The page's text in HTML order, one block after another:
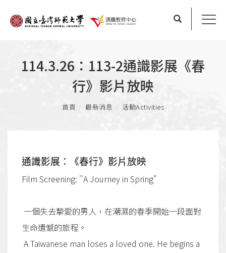
114.3.26：113-2通識影展《春
行》影片放映
首頁 最新消息 活動Activities
通識影展：《春行》影片放映
Film Screening: ''A Journey in Spring"
一個失去摯愛的男人，在潮濕的春季開始一段面對
生命遺憾的旅程。
A Taiwanese man loses a loved one. He begins a